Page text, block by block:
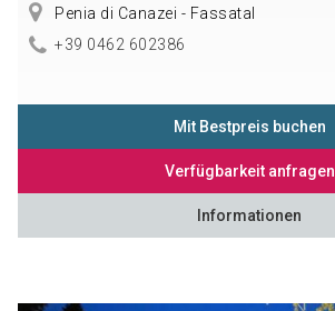
Penia di Canazei - Fassatal
+39 0462 602386
Mit Bestpreis buchen
Verfügbarkeit anfragen
Informationen